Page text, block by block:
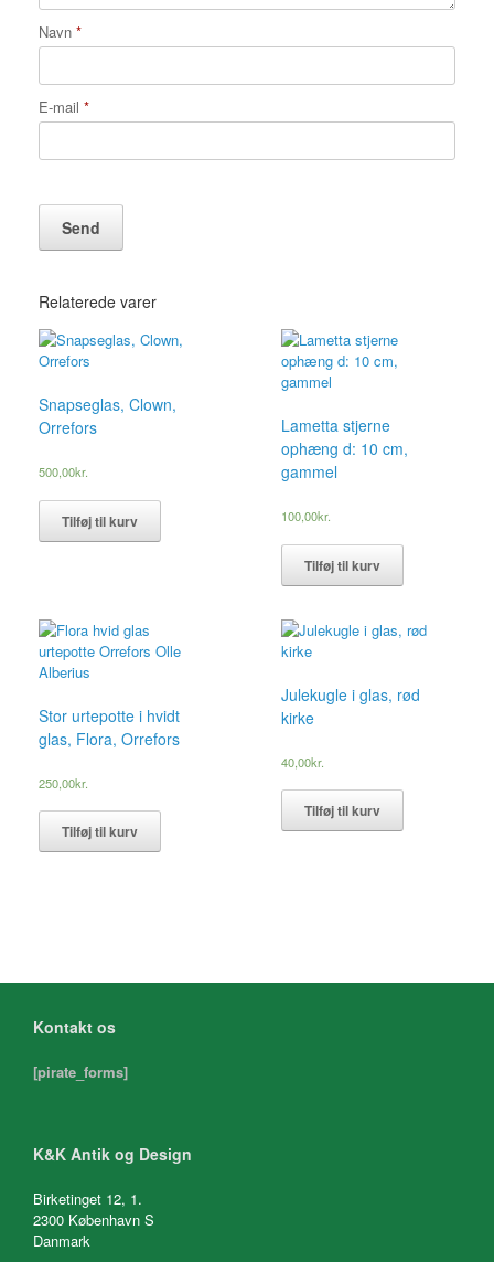
Navn *
E-mail *
Relaterede varer
Snapseglas, Clown,
Orrefors
500,00kr.
Tilføj til kurv
Lametta stjerne
ophæng d: 10 cm,
gammel
100,00kr.
Tilføj til kurv
Stor urtepotte i hvidt
glas, Flora, Orrefors
250,00kr.
Tilføj til kurv
Julekugle i glas, rød
kirke
40,00kr.
Tilføj til kurv
Kontakt os
[pirate_forms]
K&K Antik og Design
Birketinget 12, 1.
2300 København S
Danmark